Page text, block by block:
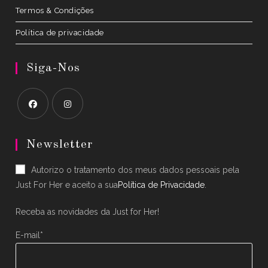
Termos & Condições
Política de privacidade
Siga-Nos
in
new
tab
in
new
tab
Newsletter
Autorizo o tratamento dos meus dados pessoais pela
Just For Her e aceito a suaPolítica de Privacidade
Receba as novidades da Just for Her!
E-mail*